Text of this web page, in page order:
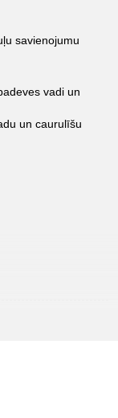
savienojumu
vadi un
un caurulīšu